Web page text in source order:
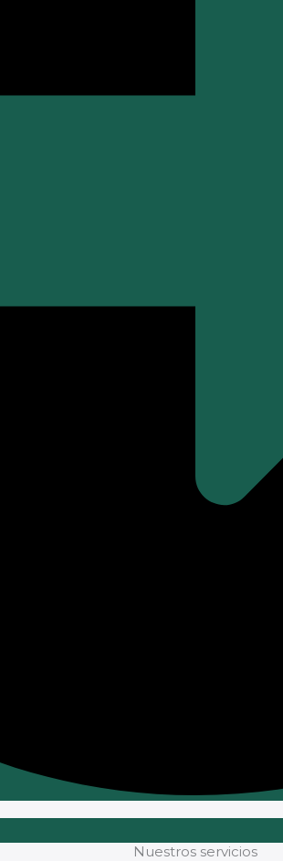
Nuestros servicios